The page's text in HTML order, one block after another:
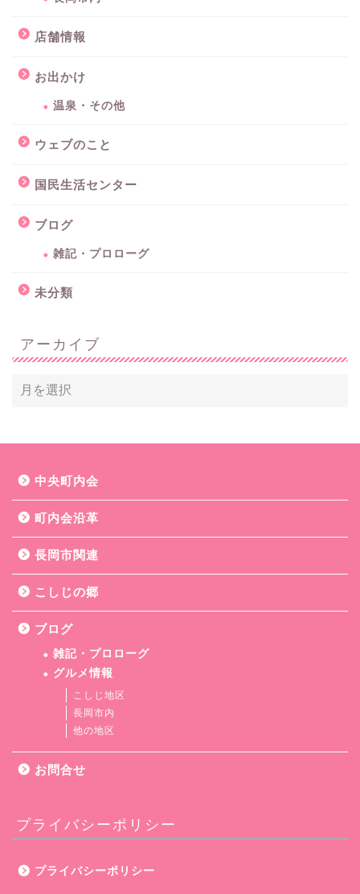
店舗情報
お出かけ
温泉・その他
ウェブのこと
国民生活センター
ブログ
雑記・プロローグ
未分類
アーカイブ
中央町内会
町内会沿革
長岡市関連
こしじの郷
ブログ
雑記・プロローグ
グルメ情報
こしじ地区
長岡市内
他の地区
お問合せ
プライバシーポリシー
プライバシーポリシー